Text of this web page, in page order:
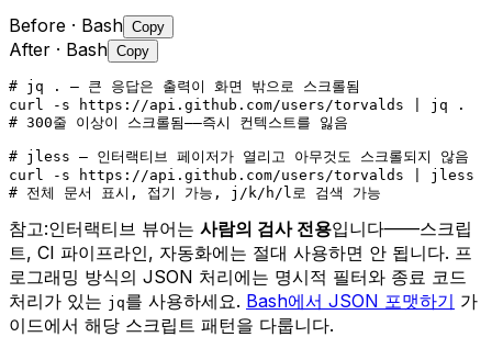
Before · Bash Copy
After · Bash Copy
# jq . — 큰 응답은 출력이 화면 밖으로 스크롤됨
curl -s https://api.github.com/users/torvalds | jq .
# 300줄 이상이 스크롤됨——즉시 컨텍스트를 잃음
# jless — 인터랙티브 페이저가 열리고 아무것도 스크롤되지 않음
curl -s https://api.github.com/users/torvalds | jless
# 전체 문서 표시, 접기 가능, j/k/h/l로 검색 가능
참고:인터랙티브 뷰어는 사람의 검사 전용입니다——스크립
트, CI 파이프라인, 자동화에는 절대 사용하면 안 됩니다. 프
로그래밍 방식의 JSON 처리에는 명시적 필터와 종료 코드
처리가 있는 jq를 사용하세요. Bash에서 JSON 포맷하기 가
이드에서 해당 스크립트 패턴을 다룹니다.